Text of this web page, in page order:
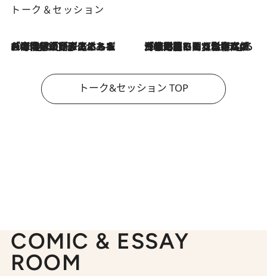
トーク＆セッション
2026.8.3
「今後値上げがあるとすれば…」「リスクがあるのは今年の冬」エネルギー専門家が語る、ホルムズ海峡封鎖が家庭にもたらす“ある心配” 2026.8.3
「住宅建てられない…」「サーチャージ料の高値が続いている」ホルムズ海峡封鎖による影響はいつまで続く？《エネルギー専門家に聞く“どうなる日本の暮らし”》
トーク&セッション TOP
COMIC & ESSAY
ROOM